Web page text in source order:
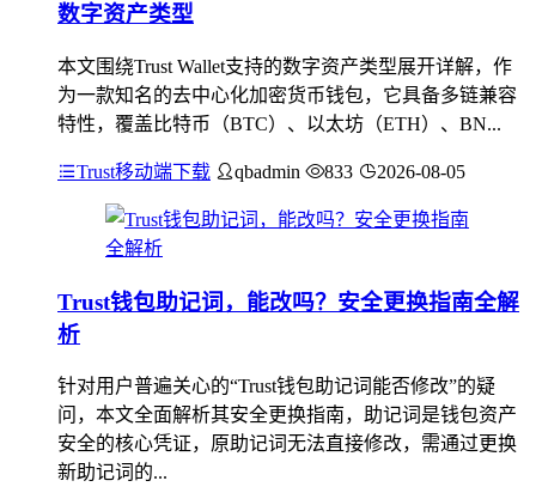
数字资产类型
本文围绕Trust Wallet支持的数字资产类型展开详解，作
为一款知名的去中心化加密货币钱包，它具备多链兼容
特性，覆盖比特币（BTC）、以太坊（ETH）、BN...
Trust移动端下载 qbadmin 833 2026-08-05
Trust钱包助记词，能改吗？安全更换指南全解
析
针对用户普遍关心的“Trust钱包助记词能否修改”的疑
问，本文全面解析其安全更换指南，助记词是钱包资产
安全的核心凭证，原助记词无法直接修改，需通过更换
新助记词的...